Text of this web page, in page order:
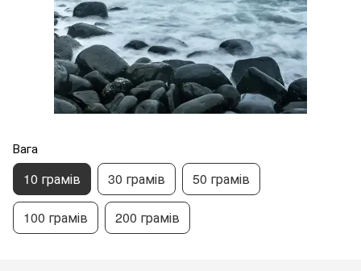
Вага
10 грамів 30 грамів 50 грамів
100 грамів 200 грамів